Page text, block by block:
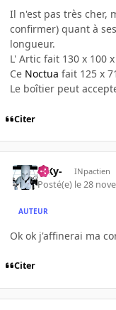
Il n'est pas très cher,
confirmer) quant à
longueur.
L' Artic fait 130 x 100
Ce Noctua fait 125 x
Le boîtier peut
Citer
-SKy- INpactien
Posté(e) le 28
AUTEUR
Ok ok j'affinerai ma
Citer